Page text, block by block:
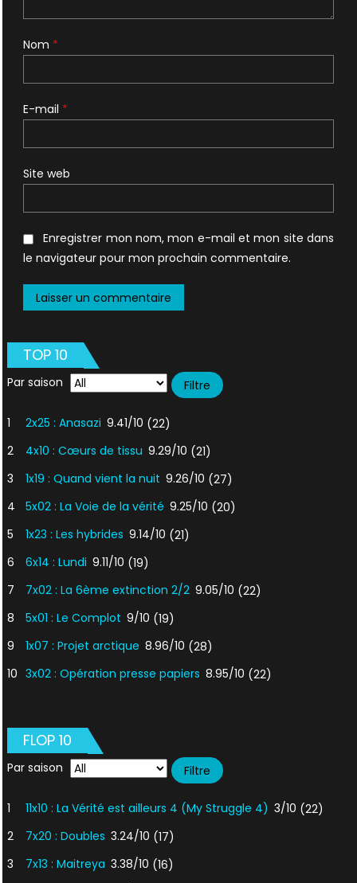
Nom *
E-mail *
Site web
Enregistrer mon nom, mon e-mail et mon site dans
le navigateur pour mon prochain commentaire.
TOP 10
Par saison
1 2x25 : Anasazi 9.41/10 (22)
2
4x10 : Cœurs de tissu 9.29/10 (21)
3
1x19 : Quand vient la nuit 9.26/10 (27)
4
5x02 : La Voie de la vérité 9.25/10 (20)
5
1x23 : Les hybrides 9.14/10 (21)
6
6x14 : Lundi 9.11/10 (19)
7
7x02 : La 6ème extinction 2/2 9.05/10 (22)
8
5x01 : Le Complot 9/10 (19)
9
1x07 : Projet arctique 8.96/10 (28)
10 3x02 : Opération presse papiers 8.95/10 (22)
FLOP 10
Par saison
1 11x10 : La Vérité est ailleurs 4 (My Struggle 4) 3/10 (22)
2
7x20 : Doubles 3.24/10 (17)
3
7x13 : Maitreya 3.38/10 (16)